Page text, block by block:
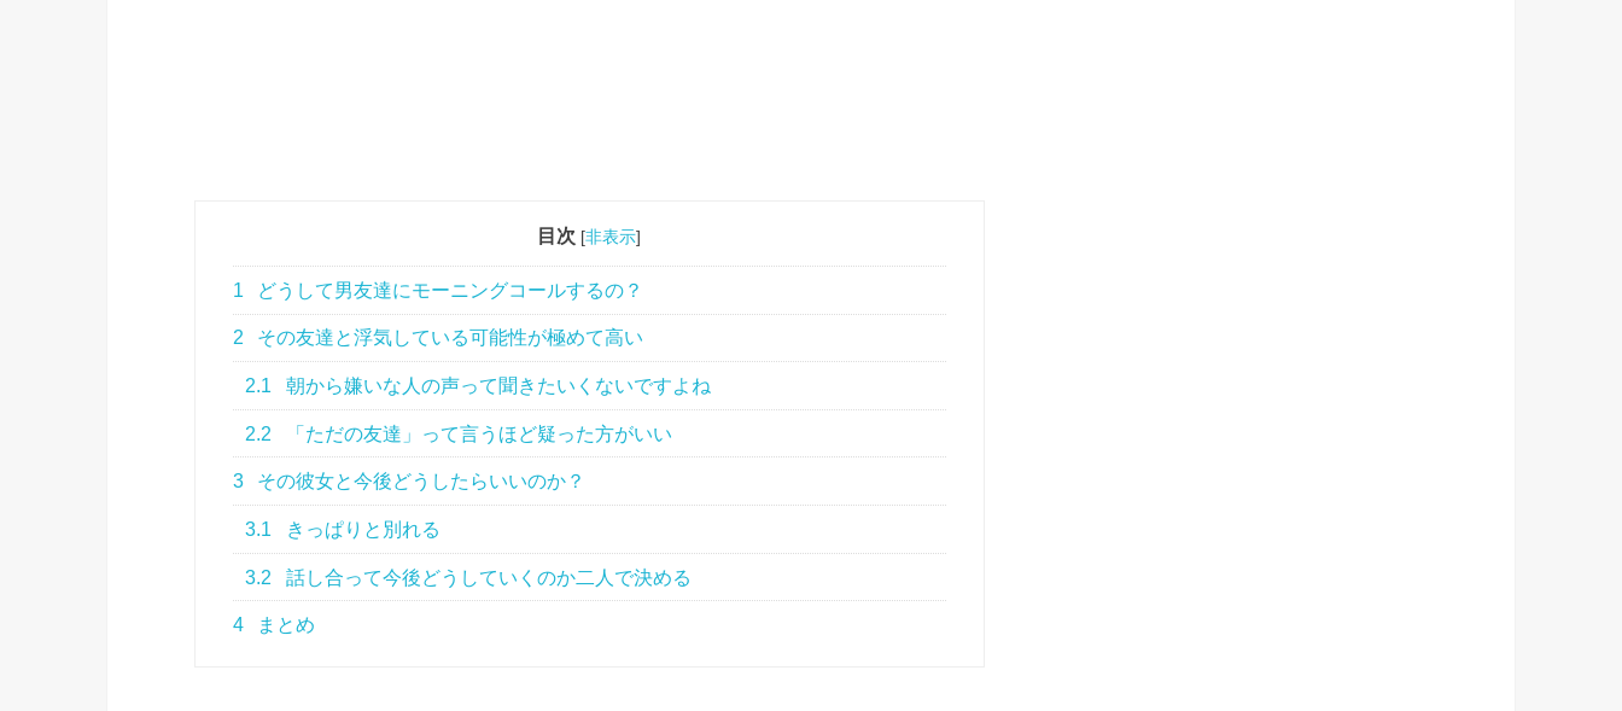
目次 [非表示]
1 どうして男友達にモーニングコールするの？
2 その友達と浮気している可能性が極めて高い
2.1 朝から嫌いな人の声って聞きたいくないですよね
2.2 「ただの友達」って言うほど疑った方がいい
3 その彼女と今後どうしたらいいのか？
3.1 きっぱりと別れる
3.2 話し合って今後どうしていくのか二人で決める
4 まとめ